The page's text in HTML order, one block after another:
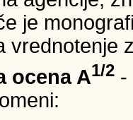
je
vrednotenje
ocena A1/2 -